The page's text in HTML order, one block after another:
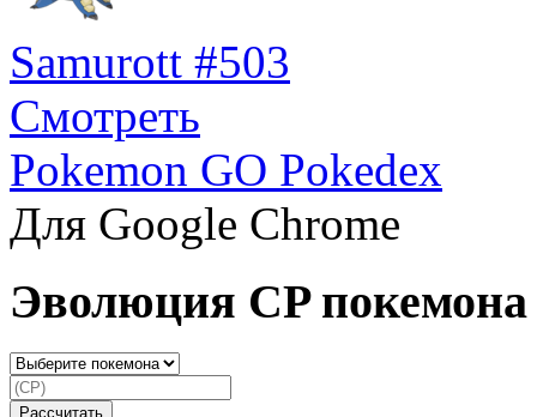
Samurott #503
Смотреть
Pokemon GO Pokedex
Для Google Chrome
Эволюция CP покемона